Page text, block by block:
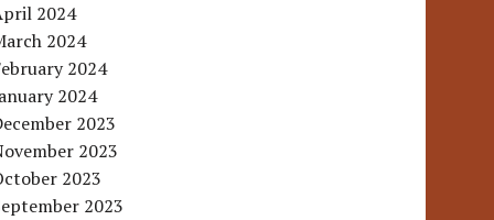
2024
2024
2024
2024
2023
2023
2023
2023